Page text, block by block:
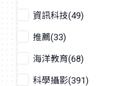
資訊科技(49)
推薦(33)
海洋教育(68)
科學攝影(391)